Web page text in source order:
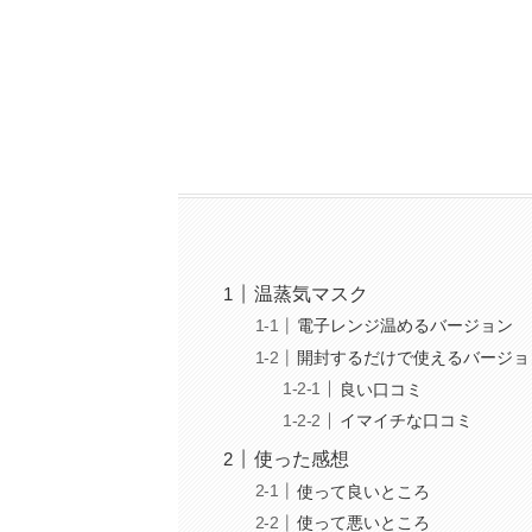
温蒸気マスク
電子レンジ温めるバージョン
開封するだけで使えるバージ
良い口コミ
イマイチな口コミ
使った感想
使って良いところ
使って悪いところ